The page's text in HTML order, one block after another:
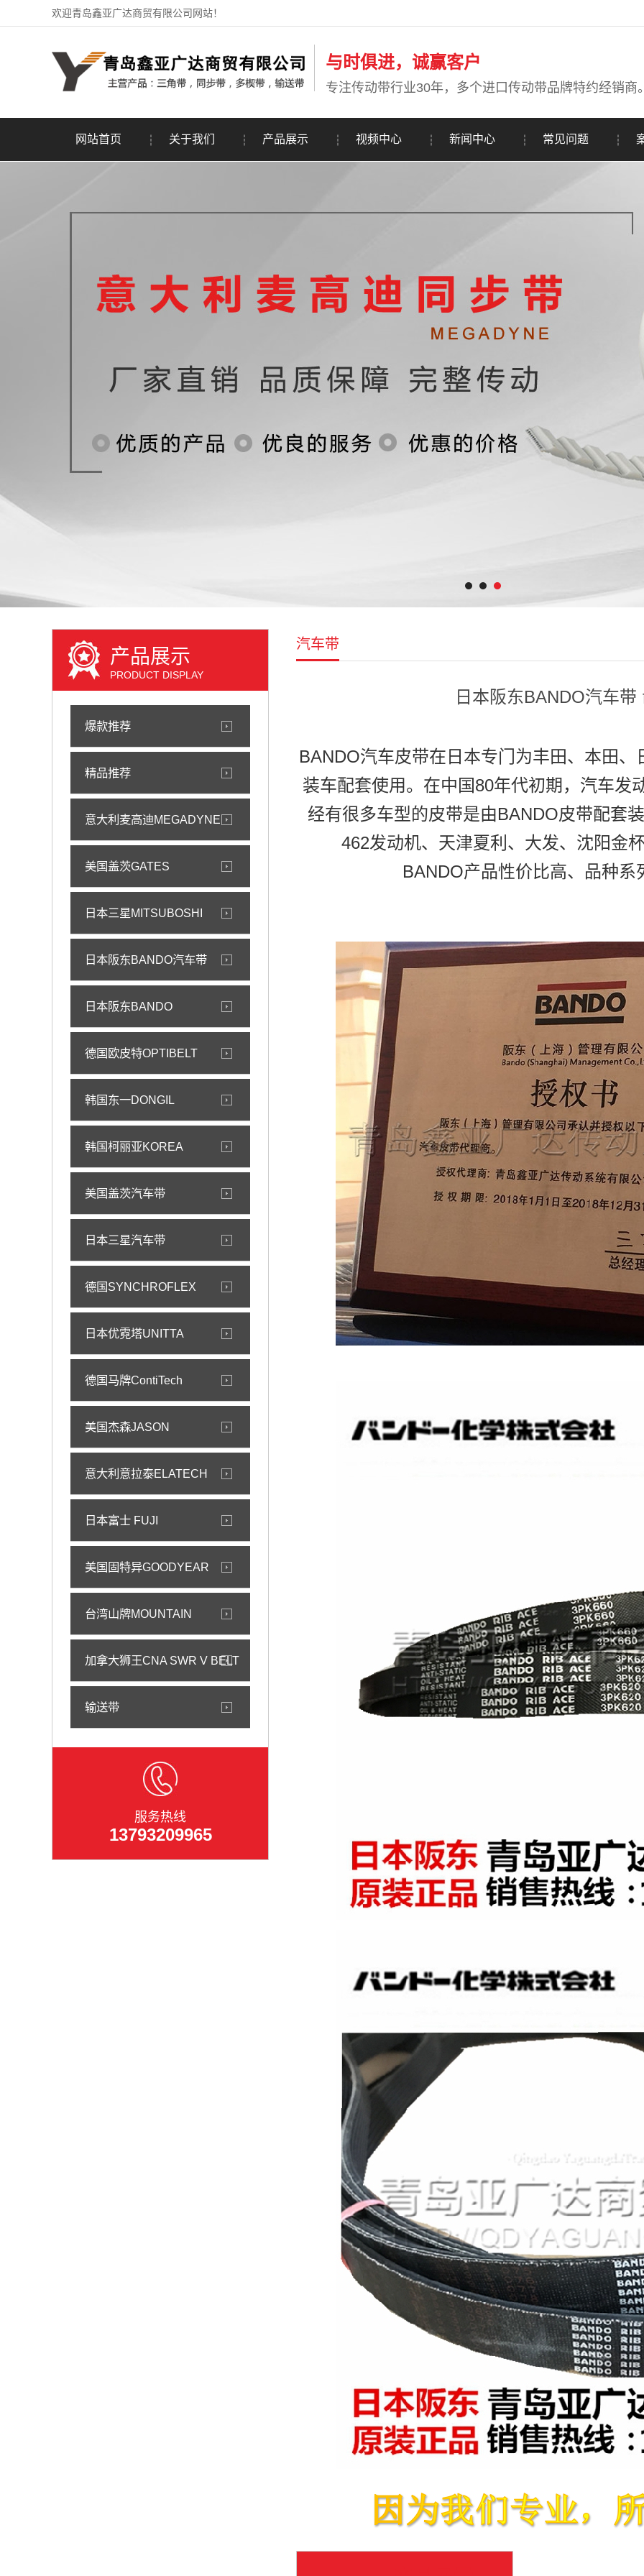
欢迎青岛鑫亚广达商贸有限公司网站！
与时俱进，诚赢客户
专注传动带行业30年，多个进口传动带品牌特约经销商
网站首页 关于我们 产品展示 视频中心 新闻中心 常见问题
产品展示
PRODUCT DISPLAY
爆款推荐
精品推荐
意大利麦高迪MEGADYNE
美国盖茨GATES
日本三星MITSUBOSHI
日本阪东BANDO汽车带
日本阪东BANDO
德国欧皮特OPTIBELT
韩国东一DONGIL
韩国柯丽亚KOREA
美国盖茨汽车带
日本三星汽车带
德国SYNCHROFLEX
日本优霓塔UNITTA
德国马牌ContiTech
美国杰森JASON
意大利意拉泰ELATECH
日本富士 FUJI
美国固特异GOODYEAR
台湾山牌MOUNTAIN
加拿大狮王CNA SWR V BELT
输送带
服务热线
13793209965
汽车带
日本阪东BANDO汽车
BANDO汽车皮带在日本专门为丰田、本田
装车配套使用。在中国80年代初期，汽车发
经有很多车型的皮带是由BANDO皮带配套
462发动机、天津夏利、大发、沈阳金
BANDO产品性价比高、品种